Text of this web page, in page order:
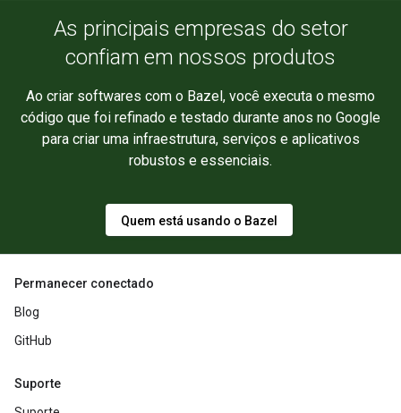
As principais empresas do setor
confiam em nossos produtos
Ao criar softwares com o Bazel, você executa o mesmo
código que foi refinado e testado durante anos no Google
para criar uma infraestrutura, serviços e aplicativos
robustos e essenciais.
Quem está usando o Bazel
Permanecer conectado
Blog
GitHub
Suporte